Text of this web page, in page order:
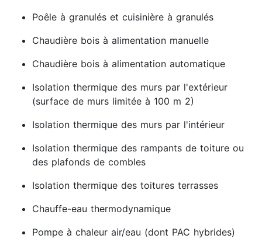
Poêle à granulés et cuisinière à granulés
Chaudière bois à alimentation manuelle
Chaudière bois à alimentation automatique
Isolation thermique des murs par l'extérieur
(surface de murs limitée à 100 m 2)
Isolation thermique des murs par l'intérieur
Isolation thermique des rampants de toiture ou
des plafonds de combles
Isolation thermique des toitures terrasses
Chauffe-eau thermodynamique
Pompe à chaleur air/eau (dont PAC hybrides)